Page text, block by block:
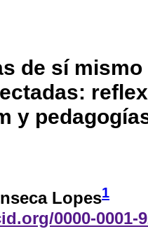
de sí
y
Lopes1
0000-0001-